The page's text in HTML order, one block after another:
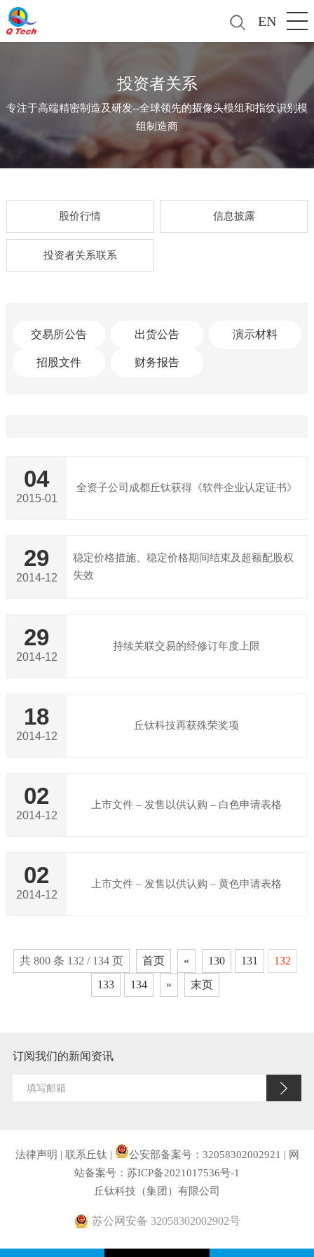
EN
投资者关系
专注于高端精密制造及研发--全球领先的摄像头模组和指纹识别模
组制造商
股价行情 信息披露
投资者关系联系
交易所公告 出货公告 演示材料
招股文件 财务报告
04
2015-01
全资子公司成都丘钛获得《软件企业认定证书》
29
2014-12
稳定价格措施、稳定价格期间结束及超额配股权
失效
29
2014-12
持续关联交易的经修订年度上限
18
2014-12
丘钛科技再获殊荣奖项
02
2014-12
上市文件 – 发售以供认购 – 白色申请表格
02
2014-12
上市文件 – 发售以供认购 – 黄色申请表格
共 800 条 132 / 134 页 首页 « 130 131
132
133
134 » 末页
订阅我们的新闻资讯
法律声明 | 联系丘钛| 公安部备案号：32058302002921 | 网
站备案号：苏ICP备2021017536号-1
丘钛科技（集团）有限公司
苏公网安备 32058302002902号